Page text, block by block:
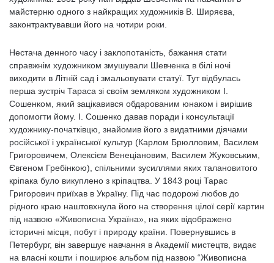
майстерню одного з найкращих художників В. Ширяєва,
законтрактувавши його на чотири роки.
Нестача денного часу і заклопотаність, бажання стати
справжнім художником змушували Шевченка в білі ночі
виходити в Літній сад і змальовувати статуї. Тут відбулась
перша зустріч Тараса зі своїм земляком художником І.
Сошенком, який зацікавився обдарованим юнаком і вирішив
допомогти йому. І. Сошенко давав поради і консультації
художнику-початківцю, знайомив його з видатними діячами
російської і української культур (Карлом Брюлловим, Василем
Григоровичем, Олексієм Венеціановим, Василем Жуковським,
Євгеном Гребінкою), спільними зусиллями яких талановитого
кріпака було викуплено з кріпацтва. У 1843 році Тарас
Григорович приїхав в Україну. Під час подорожі любов до
рідного краю наштовхнула його на створення цілої серії картин
під назвою «Живописна Україна», на яких відображено
історичні місця, побут і природу країни. Повернувшись в
Петербург, він завершує навчання в Академії мистецтв, видає
на власні кошти і поширює альбом під назвою “Живописна